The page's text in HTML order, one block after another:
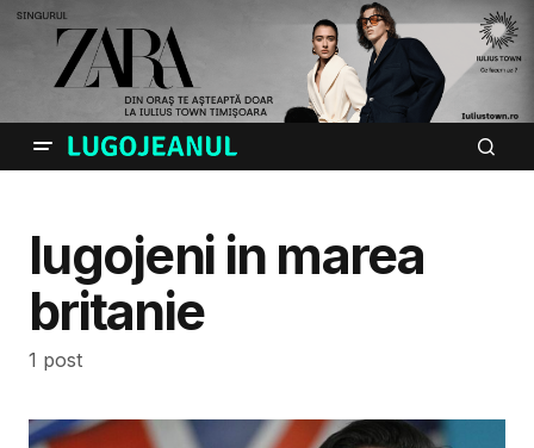
lugojeni in marea
britanie
1 post